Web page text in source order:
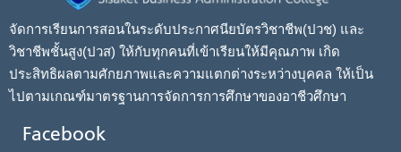
จัดการเรียนการสอนในระดับประกาศนียบัตรวิชาชีพ(ปวช) และ
วิชาชีพชั้นสูง(ปวส) ให้กับทุกคนที่เข้าเรียนให้มีคุณภาพ เกิด
ประสิทธิผลตามศักยภาพและความแตกต่างระหว่างบุคคล ให้เป็น
ไปตามเกณฑ์มาตรฐานการจัดการการศึกษาของอาชีวศึกษา
Facebook